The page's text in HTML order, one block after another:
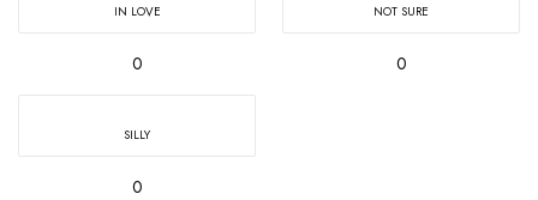
IN LOVE
0
NOT SURE
0
SILLY
0